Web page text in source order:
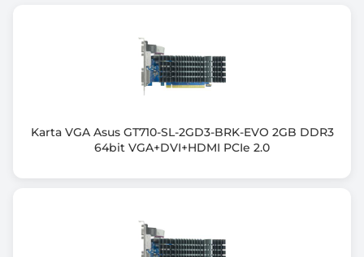
3x DisplayPort
4
Maksymalna rozdzielczość w trybie cyfrowym
Karta VGA Asus GT710-SL-2GD3-BRK-EVO 2GB DDR3
64bit VGA+DVI+HDMI PCIe 2.0